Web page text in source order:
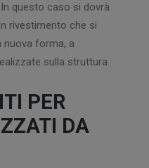
questo caso si dovrà
rivestimento che si
nuova forma, a
sulla struttura.
PER
DA